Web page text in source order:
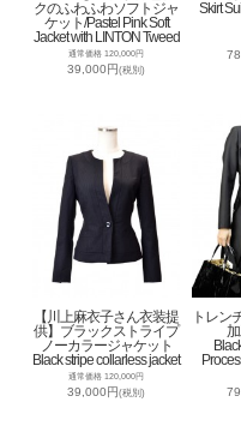
クのふわふわソフトジャ
ケット/Pastel Pink Soft
Jacket with LINTON Tweed
通常価格 120,000円
39,000円(税別)
Skirt
【川上麻衣子さん衣装提
供】ブラックストライプ
ノーカラージャケット
Black stripe collarless jacket
通常価格 120,000円
39,000円(税別)
トレン